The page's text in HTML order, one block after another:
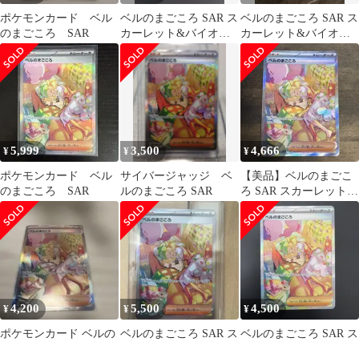
ポケモンカード ベル
のまごころ SAR
ベルのまごころ SAR ス
カーレット&バイオレ
ット 拡張パック サイバ
ージャッ…
ベルのまごころ SAR ス
カーレット&バイオレ
ット 拡張パック
¥5,999
ポケモンカード ベル
のまごころ SAR
¥3,500
サイバージャッジ ベ
ルのまごころ SAR
¥4,666
【美品】ベルのまごこ
ろ SAR スカーレット&
バイオレット サイバー
ジャッ…
¥4,200
ポケモンカード ベルの
¥5,500
ベルのまごころ SAR ス
¥4,500
ベルのまごころ SAR ス